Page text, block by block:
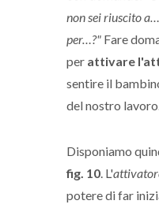
non sei riuscito
per…?" Fare
per attivare
sentire il
del nostro
Disponiamo
fig. 10. L'
potere di far